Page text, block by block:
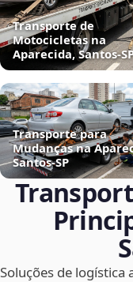
Transporte de
Motocicletas na
Aparecida,
Transporte para
Mudanças na
Santos‑SP
Soluções de